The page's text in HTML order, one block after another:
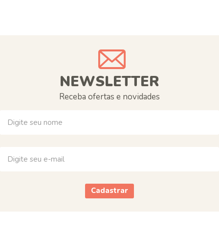
NEWSLETTER
Receba ofertas e novidades
Cadastrar